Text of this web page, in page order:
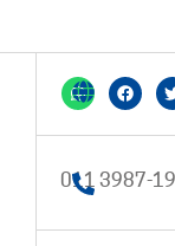
011 3987-